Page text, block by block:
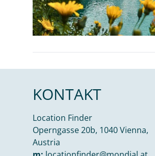
KONTAKT
Location Finder
Operngasse 20b, 1040 Vienna,
Austria